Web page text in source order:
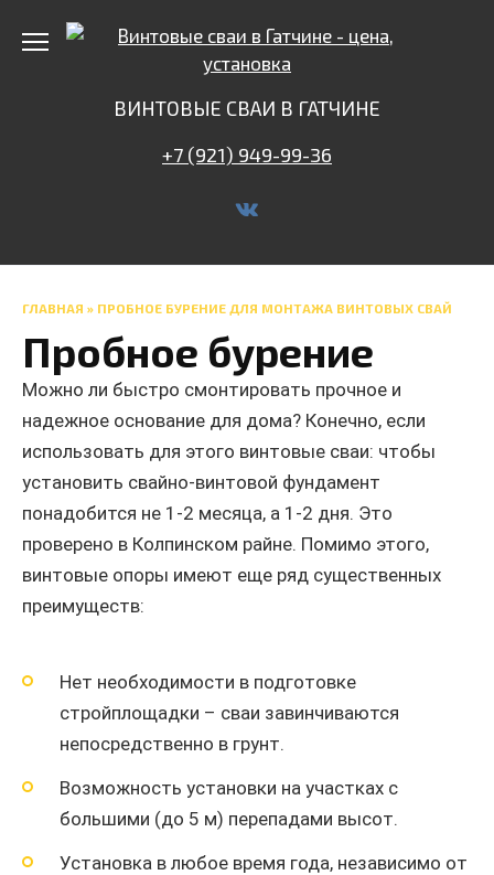
ВИНТОВЫЕ СВАИ В ГАТЧИНЕ
+7 (921) 949-99-36
ГЛАВНАЯ » ПРОБНОЕ БУРЕНИЕ ДЛЯ МОНТАЖА ВИНТОВЫХ СВАЙ
Пробное бурение
Можно ли быстро смонтировать прочное и
надежное основание для дома? Конечно, если
использовать для этого винтовые сваи: чтобы
установить свайно-винтовой фундамент
понадобится не 1-2 месяца, а 1-2 дня. Это
проверено в Колпинском райне. Помимо этого,
винтовые опоры имеют еще ряд существенных
преимуществ:
Нет необходимости в подготовке
стройплощадки – сваи завинчиваются
непосредственно в грунт.
Возможность установки на участках с
большими (до 5 м) перепадами высот.
Установка в любое время года, независимо от